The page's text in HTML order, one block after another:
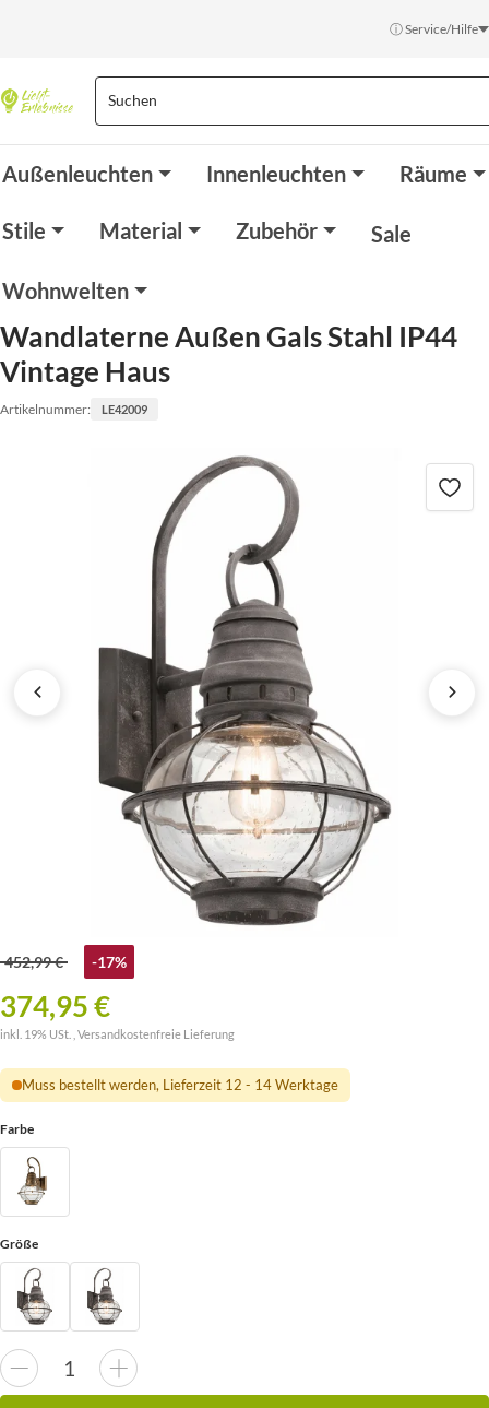
ⓘ Service/Hilfe
Außenleuchten Innenleuchten Räume
Stile Material Zubehör Sale
Wohnwelten
Wandlaterne Außen Gals Stahl IP44
Vintage Haus
Artikelnummer: LE42009
452,99 € -17%
374,95 €
inkl. 19% USt. , Versandkostenfreie Lieferung
Muss bestellt werden, Lieferzeit 12 - 14 Werktage
Farbe
Größe